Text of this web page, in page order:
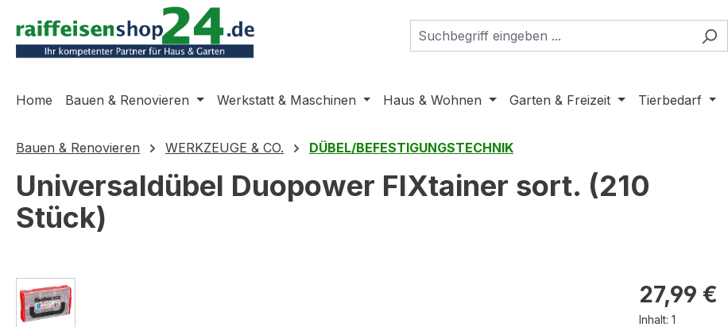
Hauptinhalt springen
Zur Suche springen
Zur Hauptnavigation springen
Home Bauen & Renovieren Werkstatt & Maschinen Haus & Wohnen Garten & Freizeit Tierbedarf
Bauen & Renovieren WERKZEUGE & CO. DÜBEL/BEFESTIGUNGSTECHNIK
Universaldübel Duopower FIXtainer sort. (210
Stück)
Bildergalerie überspringen Regulärer Preis:
27,99 €
Inhalt: 1